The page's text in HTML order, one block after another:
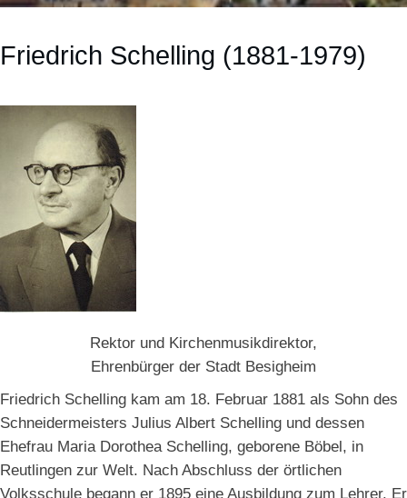
Friedrich Schelling (1881-1979)
Rektor und Kirchenmusikdirektor,
Ehrenbürger der Stadt Besigheim
Friedrich Schelling kam am 18. Februar 1881 als Sohn des
Schneidermeisters Julius Albert Schelling und dessen
Ehefrau Maria Dorothea Schelling, geborene Böbel, in
Reutlingen zur Welt. Nach Abschluss der örtlichen
Volksschule begann er 1895 eine Ausbildung zum Lehrer. Er